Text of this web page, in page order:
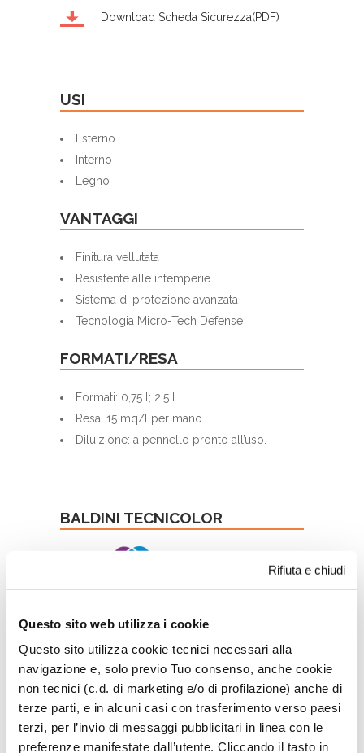
Rifiuta e chiudi
Questo sito web utilizza i cookie
Questo sito utilizza cookie tecnici necessari alla
navigazione e, solo previo Tuo consenso, anche cookie
non tecnici (c.d. di marketing e/o di profilazione) anche di
terze parti, e in alcuni casi con trasferimento verso paesi
terzi, per l’invio di messaggi pubblicitari in linea con le
preferenze manifestate dall’utente. Cliccando il tasto in
Download Scheda Sicurezza(PDF)
USI
Esterno
Interno
Legno
VANTAGGI
Finitura vellutata
Resistente alle intemperie
Sistema di protezione avanzata
Tecnologia Micro-Tech Defense
FORMATI/RESA
Formati: 0,75 l; 2,5 l
Resa: 15 mq/l per mano.
Diluizione: a pennello pronto all’uso.
BALDINI TECNICOLOR